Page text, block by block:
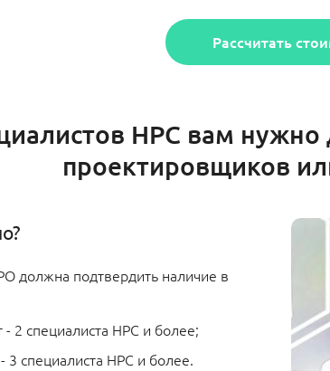
Рассчитать
НРС вам
проектировщиков
должна подтвердить наличие в
2 специалиста НРС и более;
3 специалиста НРС и более.